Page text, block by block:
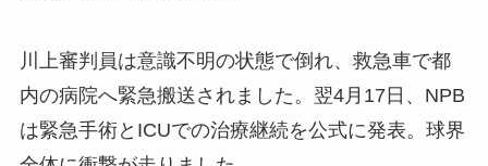
川上審判員は意識不明の状態で倒れ、救急車で都
内の病院へ緊急搬送されました。翌4月17日、NPB
は緊急手術とICUでの治療継続を公式に発表。球界